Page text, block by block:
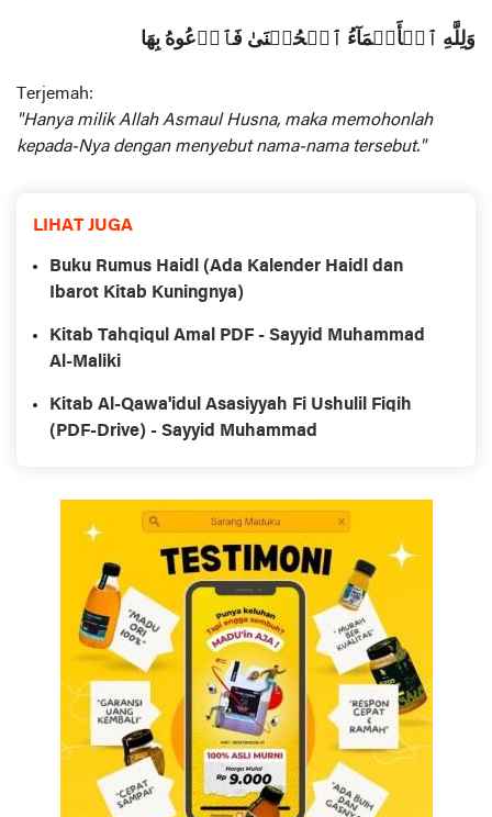
وَلِلَّهِ ٱلۡأَسۡمَآءُ ٱلۡحُسۡنَىٰ فَٱدۡعُوهُ بِهَا
Terjemah:
"Hanya milik Allah Asmaul Husna, maka memohonlah
kepada-Nya dengan menyebut nama-nama tersebut."
LIHAT JUGA
Buku Rumus Haidl (Ada Kalender Haidl dan
Ibarot Kitab Kuningnya)
Kitab Tahqiqul Amal PDF - Sayyid Muhammad
Al-Maliki
Kitab Al-Qawa'idul Asasiyyah Fi Ushulil Fiqih
(PDF-Drive) - Sayyid Muhammad